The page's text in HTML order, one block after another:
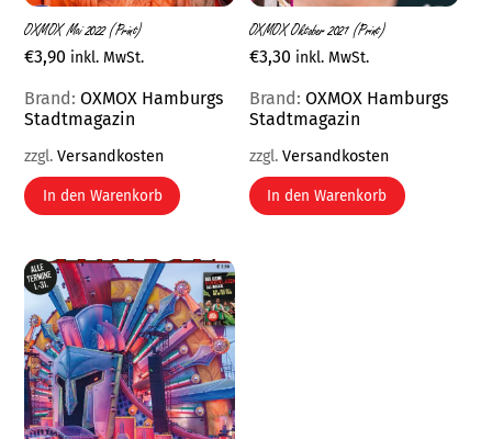
OXMOX Mai 2022 (Print)
€3,90 inkl. MwSt.
Brand:OXMOX Hamburgs
Stadtmagazin
zzgl.Versandkosten
In den Warenkorb
OXMOX Oktober 2021 (Print)
€3,30 inkl. MwSt.
Brand: OXMOX Hamburgs
Stadtmagazin
zzgl. Versandkosten
In den Warenkorb